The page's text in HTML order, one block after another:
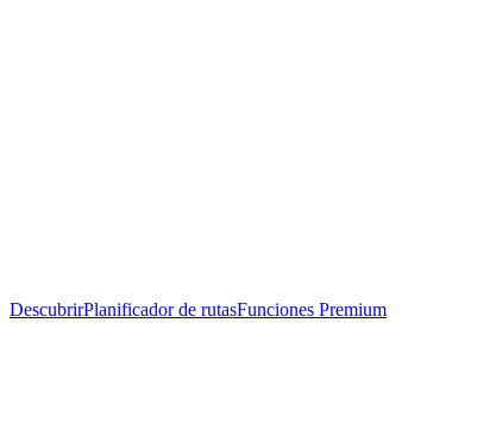
DescubrirPlanificador de rutasFunciones Premium